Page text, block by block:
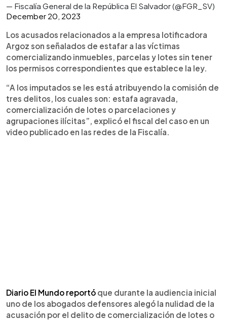
— Fiscalía General de la República El Salvador (@FGR_SV)
December 20, 2023
Los acusados relacionados a la empresa lotificadora
Argoz son señalados de estafar a las víctimas
comercializando inmuebles, parcelas y lotes sin tener
los permisos correspondientes que establece la ley.
“A los imputados se les está atribuyendo la comisión de
tres delitos, los cuales son: estafa agravada,
comercialización de lotes o parcelaciones y
agrupaciones ilícitas”, explicó el fiscal del caso en un
video publicado en las redes de la Fiscalía.
Diario El Mundo reportó que durante la audiencia inicial
uno de los abogados defensores alegó la nulidad de la
acusación por el delito de comercialización de lotes o